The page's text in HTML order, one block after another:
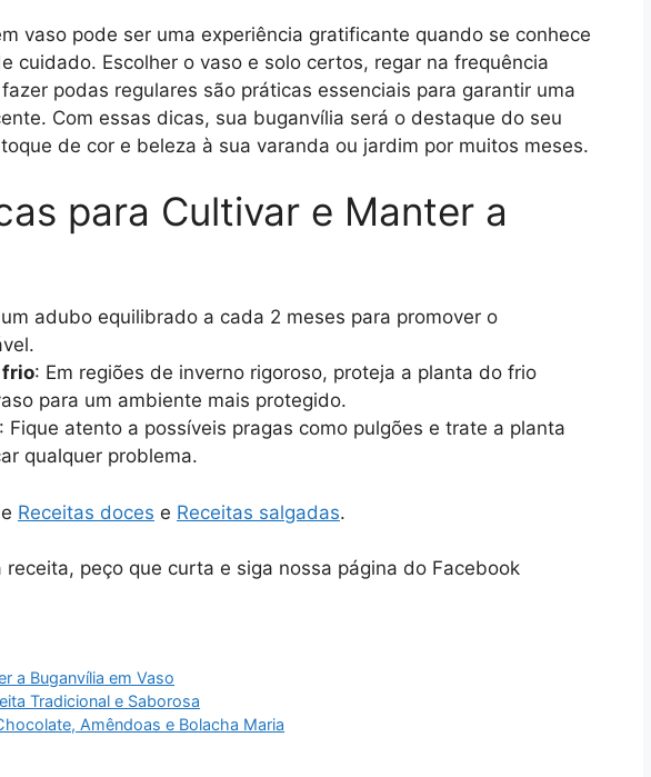
vaso pode ser uma experiência gratificante quando se conhece
cuidado. Escolher o vaso e solo certos, regar na frequência
podas regulares são práticas essenciais para garantir uma
Com essas dicas, sua buganvília será o destaque do seu
de cor e beleza à sua varanda ou jardim por muitos meses.
para Cultivar e Manter a
adubo equilibrado a cada 2 meses para promover o
frio: Em regiões de inverno rigoroso, proteja a planta do frio
para um ambiente mais protegido.
: Fique atento a possíveis pragas como pulgões e trate a planta
qualquer problema.
Receitas doces e Receitas salgadas.
receita, peço que curta e siga nossa página do Facebook
a Buganvília em Vaso
Tradicional e Saborosa
Amêndoas e Bolacha Maria